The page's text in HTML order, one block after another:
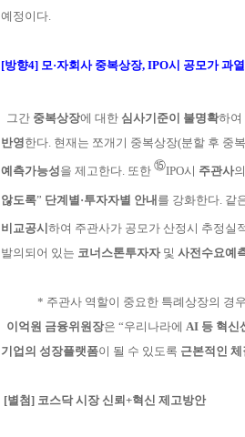
예정이다.
[방향4] 모·자회사 중복상장, IPO시 공모가 과
그간 중복상장에 대한 심사기준이 불명확하여
반영한다. 현재는 쪼개기 중복상장(분할후 중
예측가능성을 제고한다. 또한 ⑮IPO시 주관사의
않도록” 단계별·투자자별 안내 를 강화한다. 같
비교공시 하여 주관사가 공모가 산정시 추정실
발의되어 있는 코너스톤투자자 및 사전수요예
* 주관사 역할이 중요한 특례상장의 경
이억원 금융위원장은 “우리나라에 AI 등 혁신
기업의 성장플랫폼이 될 수 있도록 근본적인 체
[별첨] 코스닥 시장 신뢰+혁신 제고방안